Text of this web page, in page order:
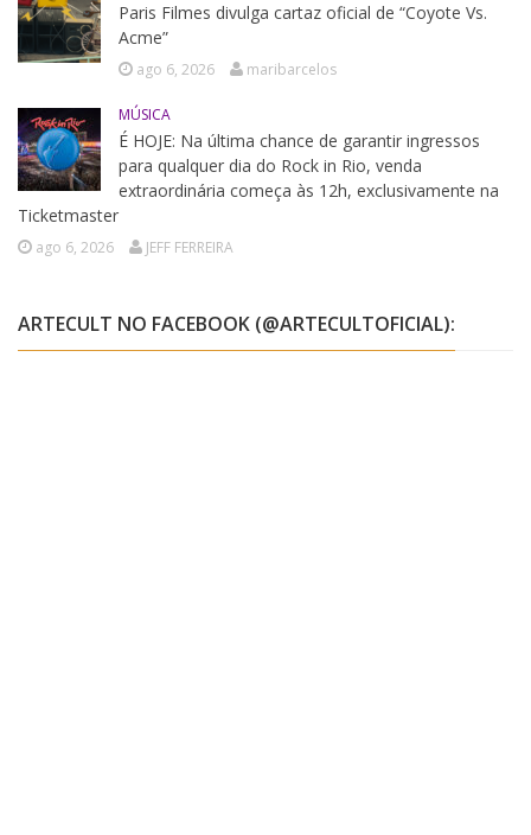
Paris Filmes divulga cartaz oficial de “Coyote Vs.
Acme”
ago 6, 2026 maribarcelos
MÚSICA
É HOJE: Na última chance de garantir ingressos
para qualquer dia do Rock in Rio, venda
extraordinária começa às 12h, exclusivamente na
Ticketmaster
ago 6, 2026 JEFF FERREIRA
ARTECULT NO FACEBOOK (@ARTECULTOFICIAL):